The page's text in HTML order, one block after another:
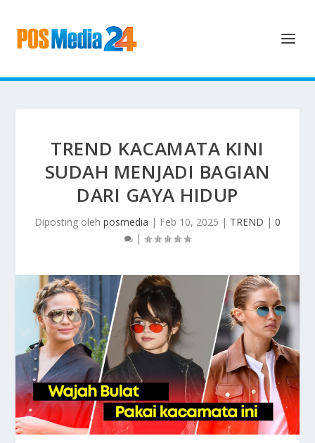
TREND KACAMATA KINI
SUDAH MENJADI BAGIAN
DARI GAYA HIDUP
Diposting oleh posmedia | Feb 10, 2025 | TREND | 0
|